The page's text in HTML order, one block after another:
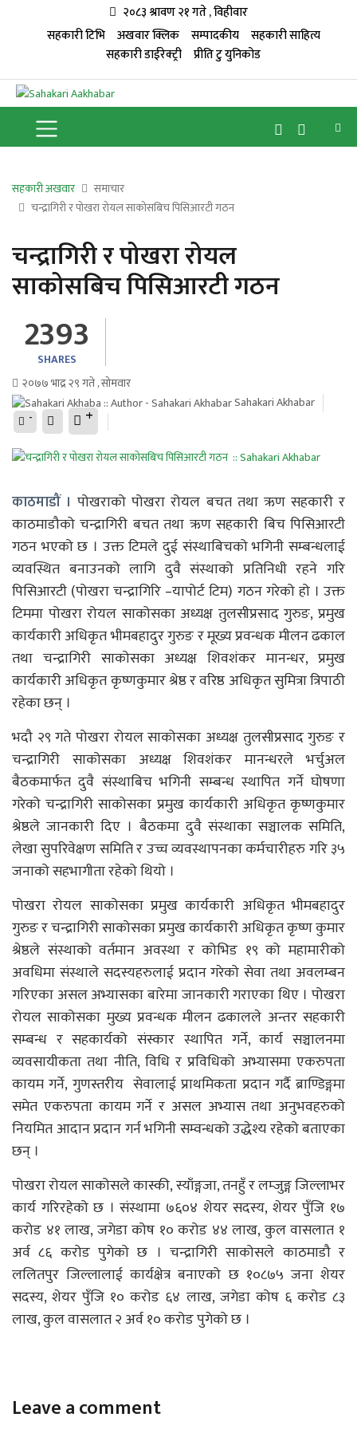
२०८३ श्रावण २१ गते , विहीवार
सहकारी टिभि
अखवार क्लिक सम्पादकीय
सहकारी साहित्य
सहकारी डाईरेक्ट्री प्रीति टु युनिकोड
सहकारी अखवार
समाचार
चन्द्रागिरी र पोखरा रोयल साकोसबिच पिसिआरटी गठन
चन्द्रागिरी र पोखरा रोयल
साकोसबिच पिसिआरटी गठन
2393
SHARES
२०७७ भाद्र २९ गते , सोमवार
Sahakari Akhabar
- +
काठमाडौं । पोखराको पोखरा रोयल बचत तथा ऋण सहकारी र
काठमाडौको चन्द्रागिरी बचत तथा ऋण सहकारी बिच पिसिआरटी
गठन भएको छ । उक्त टिमले दुई संस्थाबिचको भगिनी सम्बन्धलाई
व्यवस्थित बनाउनको लागि दुवै संस्थाको प्रतिनिधी रहने गरि
पिसिआरटी (पोखरा चन्द्रागिरि –यापोर्ट टिम) गठन गरेको हो । उक्त
टिममा पोखरा रोयल साकोसका अध्यक्ष तुलसीप्रसाद गुरुङ, प्रमुख
कार्यकारी अधिकृत भीमबहादुर गुरुङ र मूख्य प्रवन्धक मीलन ढकाल
तथा चन्द्रागिरी साकोसका अध्यक्ष शिवशंकर मानन्धर, प्रमुख
कार्यकारी अधिकृत कृष्णकुमार श्रेष्ठ र वरिष्ठ अधिकृत सुमित्रा त्रिपाठी
रहेका छन् ।
भदौ २९ गते पोखरा रोयल साकोसका अध्यक्ष तुलसीप्रसाद गुरुङ र
चन्द्रागिरी साकोसका अध्यक्ष शिवशंकर मानन्धरले भर्चुअल
बैठकमार्फत दुवै संस्थाबिच भगिनी सम्बन्ध स्थापित गर्ने घोषणा
गरेको चन्द्रागिरी साकोसका प्रमुख कार्यकारी अधिकृत कृष्णकुमार
श्रेष्ठले जानकारी दिए । बैठकमा दुवै संस्थाका सञ्चालक समिति,
लेखा सुपरिवेक्षण समिति र उच्च व्यवस्थापनका कर्मचारीहरु गरि ३५
जनाको सहभागीता रहेको थियो ।
पोखरा रोयल साकोसका प्रमुख कार्यकारी अधिकृत भीमबहादुर
गुरुङ र चन्द्रागिरी साकोसका प्रमुख कार्यकारी अधिकृत कृष्ण कुमार
श्रेष्ठले संस्थाको वर्तमान अवस्था र कोभिड १९ को महामारीको
अवधिमा संस्थाले सदस्यहरुलाई प्रदान गरेको सेवा तथा अवलम्बन
गरिएका असल अभ्यासका बारेमा जानकारी गराएका थिए । पोखरा
रोयल साकोसका मुख्य प्रवन्धक मीलन ढकालले अन्तर सहकारी
सम्बन्ध र सहकार्यको संस्कार स्थापित गर्ने, कार्य सञ्चालनमा
व्यवसायीकता तथा नीति, विधि र प्रविधिको अभ्यासमा एकरुपता
कायम गर्ने, गुणस्तरीय सेवालाई प्राथमिकता प्रदान गर्दै ब्राण्डिङ्गमा
समेत एकरुपता कायम गर्ने र असल अभ्यास तथा अनुभवहरुको
नियमित आदान प्रदान गर्न भगिनी सम्वन्धको उद्धेश्य रहेको बताएका
छन् ।
पोखरा रोयल साकोसले कास्की, स्याँङ्गजा, तनहुँ र लम्जुङ्ग जिल्लाभर
कार्य गरिरहेको छ । संस्थामा ७६०४ शेयर सदस्य, शेयर पुँजि १७
करोड ४१ लाख, जगेडा कोष १० करोड ४४ लाख, कुल वासलात १
अर्व ८६ करोड पुगेको छ । चन्द्रागिरी साकोसले काठमाडौ र
ललितपुर जिल्लालाई कार्यक्षेत्र बनाएको छ १०८७५ जना शेयर
सदस्य, शेयर पुँजि १० करोड ६४ लाख, जगेडा कोष ६ करोड ८३
लाख, कुल वासलात २ अर्व १० करोड पुगेको छ ।
Leave a comment